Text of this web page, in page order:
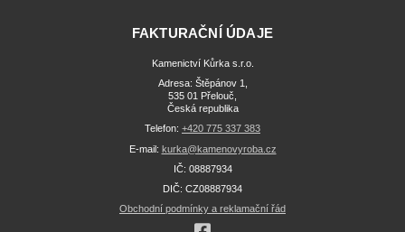
FAKTURAČNÍ ÚDAJE
Kamenictví Kůrka s.r.o.
Adresa: Štěpánov 1,
535 01 Přelouč,
Česká republika
Telefon: +420 775 337 383
E-mail: kurka@kamenovyroba.cz
IČ: 08887934
DIČ: CZ08887934
Obchodní podmínky a reklamační řád